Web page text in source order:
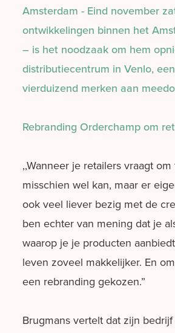
Amsterdam - Eind november
ontwikkelingen binnen het
– is het noodzaak om hem
distributiecentrum in Venlo,
vierduizend merken aan
Rebranding Orderchamp om
,,Wanneer je retailers vraagt
misschien wel kan, maar er
ook veel liever bezig met de
ben echter van mening dat je
waarop je je producten
leven zoveel makkelijker. En
een rebranding gekozen.”
Brugmans vertelt dat zijn